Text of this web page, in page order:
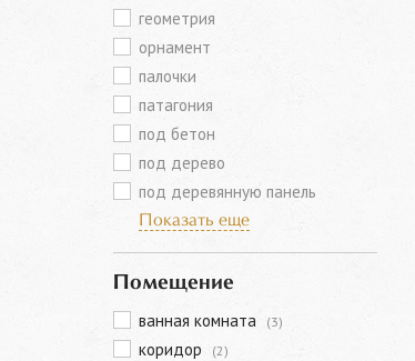
геометрия
орнамент
палочки
патагония
под бетон
под дерево
под деревянную панель
Показать еще
Помещение
ванная комната (3)
коридор (2)